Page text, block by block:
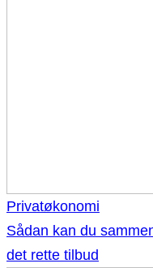
Privatøkonomi
Sådan kan du
det rette tilbud